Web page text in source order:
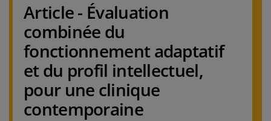
Article - Évaluation
combinée du
fonctionnement adaptatif
et du profil intellectuel,
pour une clinique
contemporaine